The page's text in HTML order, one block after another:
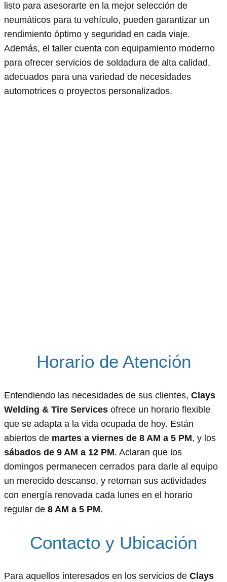
listo para asesorarte en la mejor selección de
neumáticos para tu vehículo, pueden garantizar un
rendimiento óptimo y seguridad en cada viaje.
Además, el taller cuenta con equipamiento moderno
para ofrecer servicios de soldadura de alta calidad,
adecuados para una variedad de necesidades
automotrices o proyectos personalizados.
Horario de Atención
Entendiendo las necesidades de sus clientes, Clays
Welding & Tire Services ofrece un horario flexible
que se adapta a la vida ocupada de hoy. Están
abiertos de martes a viernes de 8 AM a 5 PM, y los
sábados de 9 AM a 12 PM. Aclaran que los
domingos permanecen cerrados para darle al equipo
un merecido descanso, y retoman sus actividades
con energía renovada cada lunes en el horario
regular de 8 AM a 5 PM.
Contacto y Ubicación
Para aquellos interesados en los servicios de Clays